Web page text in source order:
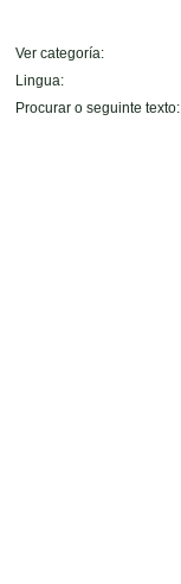
Ver categoría:
Lingua:
Procurar o seguinte texto: